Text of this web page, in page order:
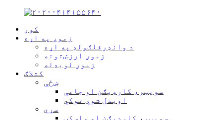
کور
زموږ په اړه
د وانډرفلګولډ په اړه
زموږ ارزښتونه
زموږ لوبډله
کتلاګ
ښځې
سویټر، کارډیګن او جامې
اوبدل شوي توکي
سړي
سویټر، کارډیګن او واسکټ